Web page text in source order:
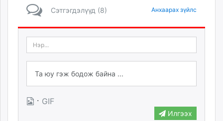
Сэтгэгдэлүүд (8) Анхаарах зүйлс
· GIF
Илгээх